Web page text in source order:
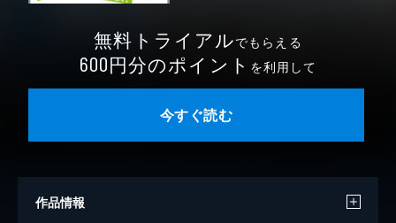
無料トライアルでもらえる
600円分のポイント を利用して
今すぐ読む
作品情報